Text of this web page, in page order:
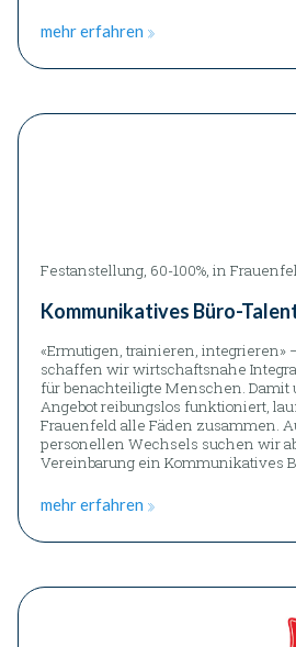
mehr erfahren
Festanstellung, 60-100%, in
Kommunikatives Büro-
«Ermutigen, trainieren, integrieren»
schaffen wir wirtschaftsnahe
für benachteiligte Menschen. Damit
Angebot reibungslos funktioniert,
Frauenfeld alle Fäden zusammen.
personellen Wechsels suchen wir
Vereinbarung ein Kommunikatives
mehr erfahren